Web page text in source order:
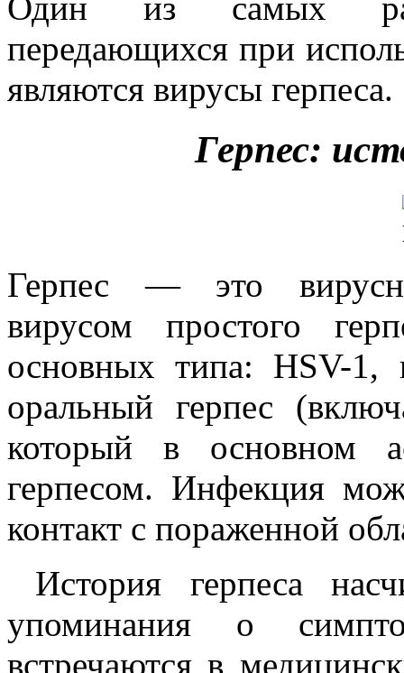
Один из самых
передающихся при
являются вирусы герпеса.
Герпес:
Герпес — это
вирусом простого
основных типа: HSV-1,
оральный герпес
который в основном
герпесом. Инфекция
контакт с пораженной
История герпеса
упоминания о
встречаются в